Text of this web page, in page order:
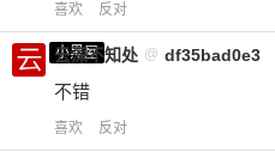
喜欢 反对
小黑屋
云深不知处 @ df35bad0e3
不错
喜欢 反对